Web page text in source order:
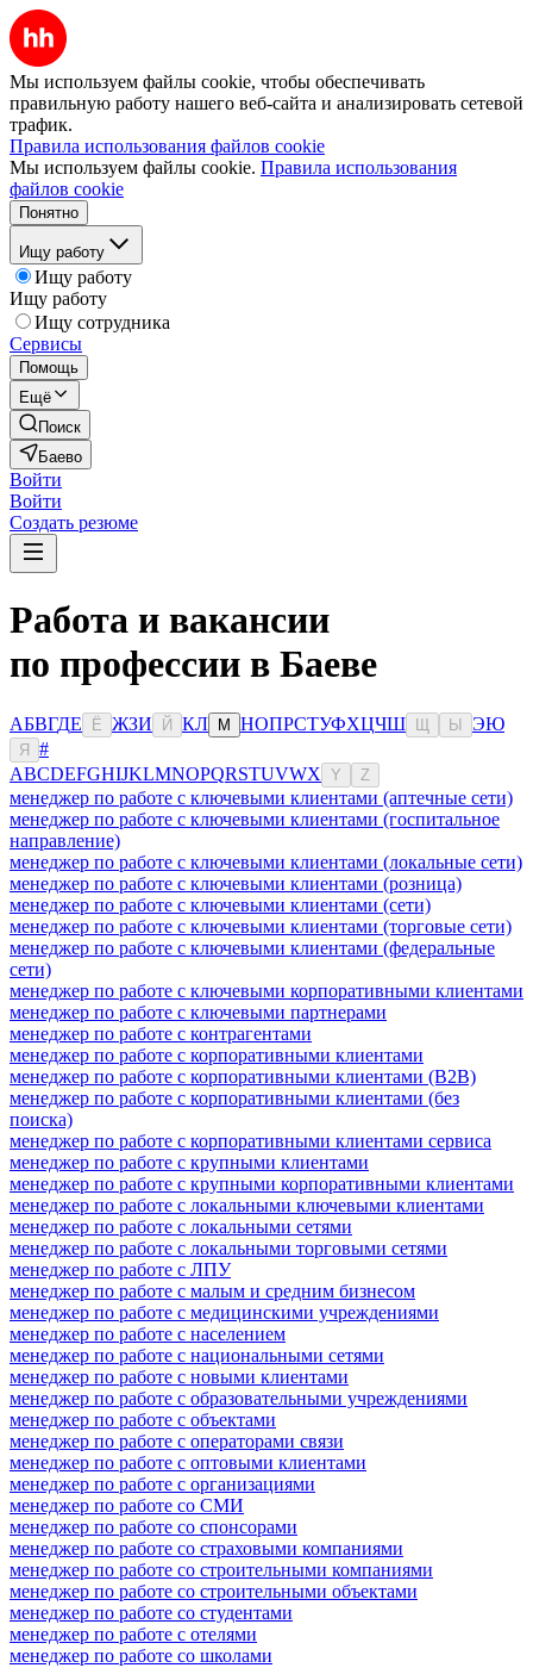
Мы используем файлы cookie, чтобы обеспечивать
правильную работу нашего веб-сайта и анализировать сетевой
трафик.
Правила использования файлов cookie
Мы используем файлы cookie. Правила использования
файлов cookie
Понятно
Ищу работу
Ищу работу
Ищу работу
Ищу сотрудника
Сервисы
Помощь
Ещё
Поиск
Баево
Войти
Войти
Создать резюме
Работа и вакансии
по профессии в Баеве
АБВГДЕ Ё ЖЗИ Й КЛ М НОПРСТУФХЦЧШ Ы ЭЮ
Я
#
ABCDEFGHIJKLMNOPQRSTUVWX Y Z
менеджер по работе с ключевыми клиентами (аптечные сети)
менеджер по работе с ключевыми клиентами (госпитальное
направление)
менеджер по работе с ключевыми клиентами (локальные сети)
менеджер по работе с ключевыми клиентами (розница)
менеджер по работе с ключевыми клиентами (сети)
менеджер по работе с ключевыми клиентами (торговые сети)
менеджер по работе с ключевыми клиентами (федеральные
сети)
менеджер по работе с ключевыми корпоративными клиентами
менеджер по работе с ключевыми партнерами
менеджер по работе с контрагентами
менеджер по работе с корпоративными клиентами
менеджер по работе с корпоративными клиентами (B2B)
менеджер по работе с корпоративными клиентами (без
поиска)
менеджер по работе с корпоративными клиентами сервиса
менеджер по работе с крупными клиентами
менеджер по работе с крупными корпоративными клиентами
менеджер по работе с локальными ключевыми клиентами
менеджер по работе с локальными сетями
менеджер по работе с локальными торговыми сетями
менеджер по работе с ЛПУ
менеджер по работе с малым и средним бизнесом
менеджер по работе с медицинскими учреждениями
менеджер по работе с населением
менеджер по работе с национальными сетями
менеджер по работе с новыми клиентами
менеджер по работе с образовательными учреждениями
менеджер по работе с объектами
менеджер по работе с операторами связи
менеджер по работе с оптовыми клиентами
менеджер по работе с организациями
менеджер по работе со СМИ
менеджер по работе со спонсорами
менеджер по работе со страховыми компаниями
менеджер по работе со строительными компаниями
менеджер по работе со строительными объектами
менеджер по работе со студентами
менеджер по работе с отелями
менеджер по работе со школами